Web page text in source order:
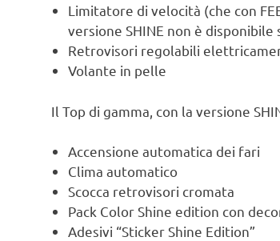
Limitatore di velocità (che con
versione SHINE non è disponibile
Retrovisori regolabili
Volante in pelle
Il Top di gamma, con la versione
Accensione automatica dei fari
Clima automatico
Scocca retrovisori cromata
Pack Color Shine edition con
Adesivi “Sticker Shine Edition”